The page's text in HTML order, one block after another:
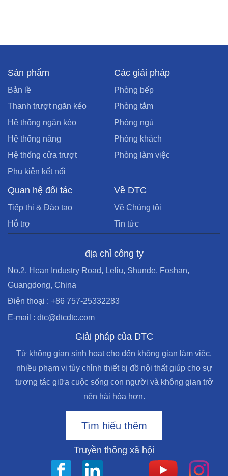
Sản phẩm
Bản lề
Thanh trượt ngăn kéo
Hệ thống ngăn kéo
Hệ thống nâng
Hệ thống cửa trượt
Phụ kiện kết nối
Các giải pháp
Phòng bếp
Phòng tắm
Phòng ngủ
Phòng khách
Phòng làm việc
Quan hệ đối tác
Tiếp thị & Đào tạo
Hỗ trợ
Về DTC
Về Chúng tôi
Tin tức
địa chỉ công ty
No.2, Hean Industry Road, Leliu, Shunde, Foshan,
Guangdong, China
Điện thoại : +86 757-25332283
E-mail : dtc@dtcdtc.com
Giải pháp của DTC
Từ không gian sinh hoạt cho đến không gian làm việc,
nhiều phạm vi tùy chỉnh thiết bị đồ nội thất giúp cho sự
tương tác giữa cuộc sống con người và không gian trở
nên hài hòa hơn.
Tìm hiểu thêm
Truyền thông xã hội